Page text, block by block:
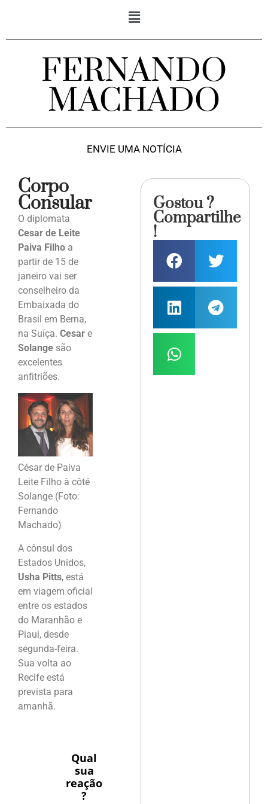
FERNANDO
MACHADO
ENVIE UMA NOTÍCIA
Corpo
Consular
O diplomata
Cesar de Leite
Paiva Filho a
partir de 15 de
janeiro vai ser
conselheiro da
Embaixada do
Brasil em Berna,
na Suíça. Cesar e
Solange são
excelentes
anfitriões.
César de Paiva
Leite Filho à côté
Solange (Foto:
Fernando
Machado)
A cônsul dos
Estados Unidos,
Usha Pitts, está
em viagem oficial
entre os estados
do Maranhão e
Piaui, desde
segunda-feira.
Sua volta ao
Recife está
prevista para
amanhã.
Qual
sua
reação
?
Gostou ?
Compartilhe
!